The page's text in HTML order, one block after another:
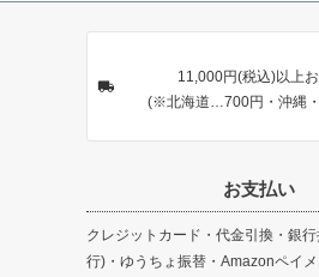
11,000円(税込)以上
(※北海道…700円・沖縄
お支払い
クレジットカード・代金引換・銀
行)・ゆうちょ振替・Amazonペイ